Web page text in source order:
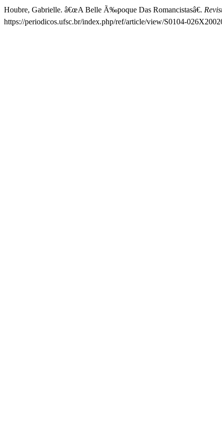
Houbre, Gabrielle. â€œA Belle Ã‰poque Das Romancistasâ€.
https://periodicos.ufsc.br/index.php/ref/article/view/S0104-